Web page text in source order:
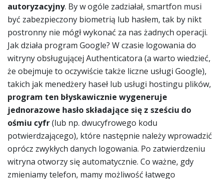
autoryzacyjny. By w ogóle zadziałał, smartfon musi
być zabezpieczony biometrią lub hasłem, tak by nikt
postronny nie mógł wykonać za nas żadnych operacji.
Jak działa program Google? W czasie logowania do
witryny obsługującej Authenticatora (a warto wiedzieć,
że obejmuje to oczywiście także liczne usługi Google),
takich jak menedżery haseł lub usługi hostingu plików,
program ten błyskawicznie wygeneruje
jednorazowe hasło składające się z sześciu do
ośmiu cyfr(lub np. dwucyfrowego kodu
potwierdzającego), które następnie należy wprowadzić
oprócz zwykłych danych logowania. Po zatwierdzeniu
witryna otworzy się automatycznie. Co ważne, gdy
zmieniamy telefon, mamy możliwość łatwego